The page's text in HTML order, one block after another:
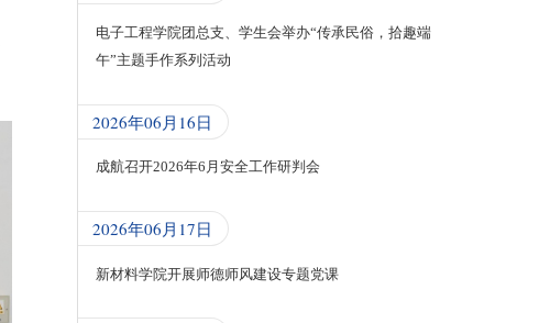
电子工程学院团总支、学生会举办“传承民俗，拾趣端
午”主题手作系列活动
2026年06月16日
成航召开2026年6月安全工作研判会
2026年06月17日
新材料学院开展师德师风建设专题党课